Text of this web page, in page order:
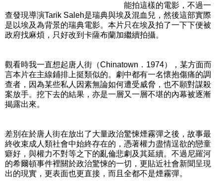
能拍這樣的電影，不過一
查發現導演Tarik Saleh是瑞典與埃及混血兒，然後這部實際
是以埃及為背景的瑞典電影。本片只在埃及拍了一下下便被
政府找麻煩，只好改到卡薩布蘭加繼續拍攝。
觀看時我一直想起唐人街（Chinatown．1974），某方面而
言本片在主線鋪排上挺類似的。劇中都有一名懷抱傷痛的調
查者，因為某些私人因素無論如何遭受威脅，也不願對謀殺
案放手。挖下去的結果，亦是一層又一層不堪的內幕被逐漸
揭露出來。
差別在於唐人街在放出了大量政治驚悚煙霧彈之後，故事最
終收束成人類社會中始終存在的，憑著權力盡情逞欲的戀童
癖好，與權力不對等之下的亂倫悲劇及其延續。不過尼羅河
的希爾頓事件裡關於政治驚悚的一切，更貼近社會新聞呈現
出的現實，更表面也更直接，而且全都不是煙霧彈。